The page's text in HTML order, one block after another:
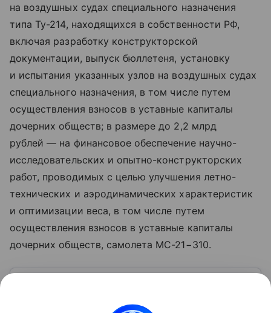
на воздушных судах специального назначения
типа Ту-214, находящихся в собственности РФ,
включая разработку конструкторской
документации, выпуск бюллетеня, установку
и испытания указанных узлов на воздушных судах
специального назначения, в том числе путем
осуществления взносов в уставные капиталы
дочерних обществ; в размере до 2,2 млрд
рублей — на финансовое обеспечение научно-
исследовательских и опытно-конструкторских
работ, проводимых с целью улучшения летно-
технических и аэродинамических характеристик
и оптимизации веса, в том числе путем
осуществления взносов в уставные капиталы
дочерних обществ, самолета МС-21−310.
Рассказываем, что такое доход, какие бывают виды